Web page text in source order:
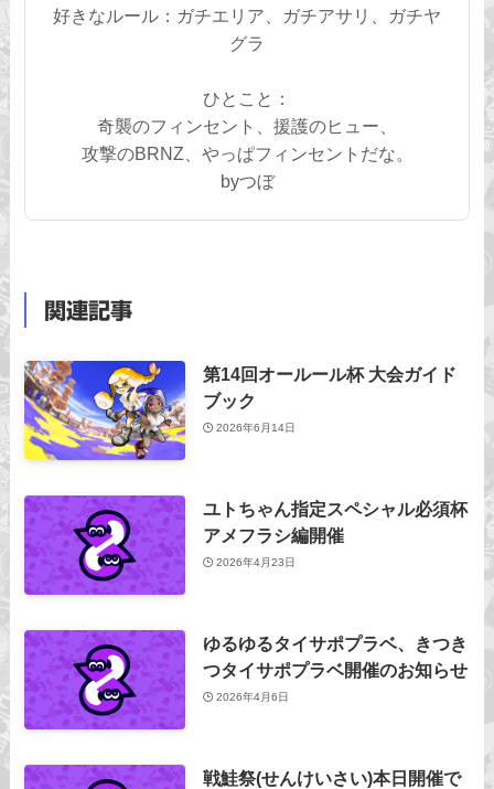
好きなルール：ガチエリア、ガチアサリ、ガチヤ
グラ
ひとこと：
奇襲のフィンセント、援護のヒュー、
攻撃のBRNZ、やっぱフィンセントだな。
byつぼ
関連記事
第14回オールール杯 大会ガイド
ブック
2026年6月14日
ユトちゃん指定スペシャル必須杯
アメフラシ編開催
2026年4月23日
ゆるゆるタイサポプラベ、きつき
つタイサポプラベ開催のお知らせ
2026年4月6日
戦鮭祭(せんけいさい)本日開催で